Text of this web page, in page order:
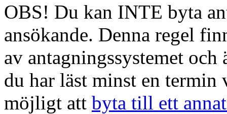
OBS! Du kan INTE byta
ansökande. Denna regel
av antagningssystemet
du har läst minst en termin
möjligt att byta till ett